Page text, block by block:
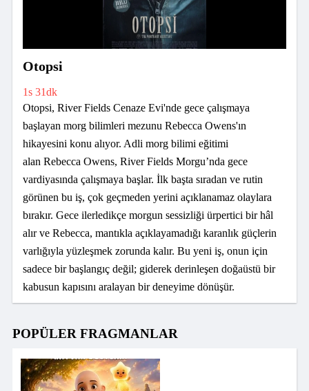
Otopsi
1s 31dk
Otopsi, River Fields Cenaze Evi'nde gece çalışmaya
başlayan morg bilimleri mezunu Rebecca Owens'ın
hikayesini konu alıyor. Adli morg bilimi eğitimi
alan Rebecca Owens, River Fields Morgu’nda gece
vardiyasında çalışmaya başlar. İlk başta sıradan ve rutin
görünen bu iş, çok geçmeden yerini açıklanamaz olaylara
bırakır. Gece ilerledikçe morgun sessizliği ürpertici bir hâl
alır ve Rebecca, mantıkla açıklayamadığı karanlık güçlerin
varlığıyla yüzleşmek zorunda kalır. Bu yeni iş, onun için
sadece bir başlangıç değil; giderek derinleşen doğaüstü bir
kabusun kapısını aralayan bir deneyime dönüşür.
POPÜLER FRAGMANLAR